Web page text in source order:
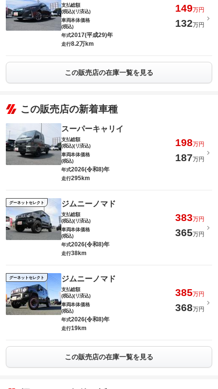
支払総額
(税込)(リ済込)
149万円
車両本体価格
(税込)
132万円
年式2017(平成29)年
走行8.2万km
この販売店の在庫一覧を見る
この販売店の新着車種
スーパーキャリイ
支払総額
(税込)(リ済込)
198万円
車両本体価格
(税込)
187万円
年式2026(令和8)年
走行295km
グーネットセレクト ジムニーノマド
支払総額
(税込)(リ済込)
383万円
車両本体価格
(税込)
365万円
年式2026(令和8)年
走行38km
グーネットセレクト ジムニーノマド
支払総額
(税込)(リ済込)
385万円
車両本体価格
(税込)
368万円
年式2026(令和8)年
走行19km
この販売店の在庫一覧を見る